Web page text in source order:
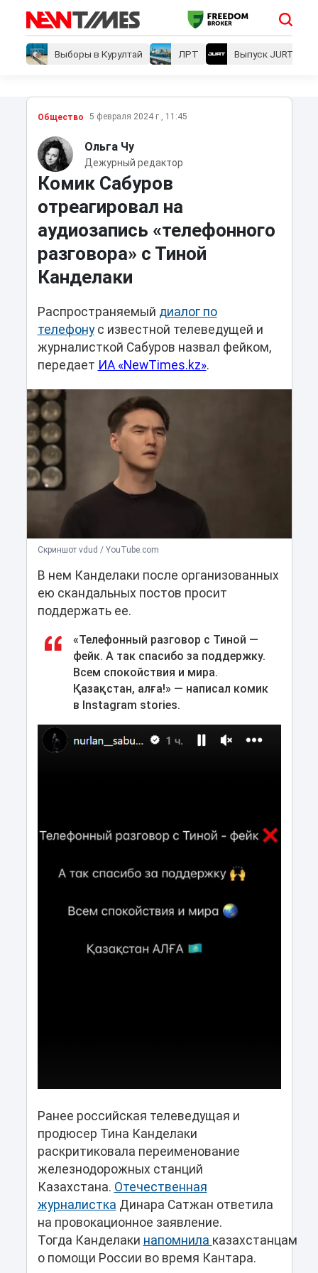
Выборы в Курултай ЛРТ Выпуск JURT
Общество 5 февраля 2024 г., 11:45
Ольга Чу
Дежурный редактор
Комик Сабуров
отреагировал на
аудиозапись «телефонного
разговора» с Тиной
Канделаки
Распространяемый диалог по
телефонус известной телеведущей и
журналисткой Сабуров назвал фейком,
передает ИА «NewTimes.kz».
Cкриншот vdud / YouTube.com
В нем Канделаки после организованных
ею скандальных постов просит
поддержать ее.
«Телефонный разговор с Тиной —
фейк. А так спасибо за поддержку.
Всем спокойствия и мира.
Қазақстан, алға!» — написал комик
в Instagram stories.
Ранее российская телеведущая и
продюсер Тина Канделаки
раскритиковала переименование
железнодорожных станций
Казахстана. Отечественная
журналистка Динара Сатжан ответила
на провокационное заявление.
Тогда Канделаки напомнила казахстанцам
о помощи России во время Кантара.